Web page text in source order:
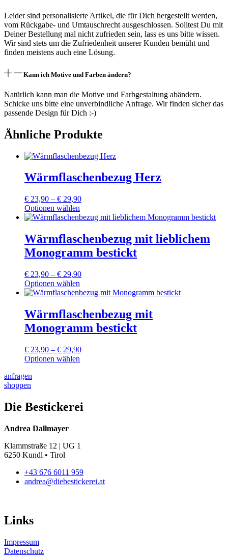
Leider sind personalisierte Artikel, die für Dich hergestellt werden,
vom Rückgabe- und Umtauschrecht ausgeschlossen. Solltest Du mit
Deiner Bestellung mal nicht zufrieden sein, lass es uns bitte wissen.
Wir sind stets um die Zufriedenheit unserer Kunden bemüht und
finden meistens auch eine Lösung.
Kann ich Motive und Farben ändern?
Natürlich kann man die Motive und Farbgestaltung abändern.
Schicke uns bitte eine unverbindliche Anfrage. Wir finden sicher das
passende Design für Dich :-)
Ähnliche Produkte
Wärmflaschenbezug Herz
€ 23,90 – € 29,90Preisspanne:
bis
Optionen wählen
Dieses
weist
mehrere
Varianten
Die
Optionen
können
auf
der
Produktseite
gewählt
werden
Wärmflaschenbezug mit lieblichem
Monogramm bestickt
€ 23,90 – € 29,90Preisspanne:
bis
Optionen wählen
Dieses
weist
mehrere
Varianten
Die
Optionen
können
auf
der
gewählt
werden
Wärmflaschenbezug mit
Monogramm bestickt
€ 23,90 – € 29,90Preisspanne:
Optionen wählen
Produkt
weist
Varianten
auf.
Optionen
auf
der
Produktseite
gewählt
werden
anfragen
shoppen
Die Bestickerei
Andrea Dallmayer
Klammstraße 12 | UG 1
6250 Kundl • Tirol
+43 676 6011 959
andrea@diebestickerei.at
Links
Impressum
Datenschutz